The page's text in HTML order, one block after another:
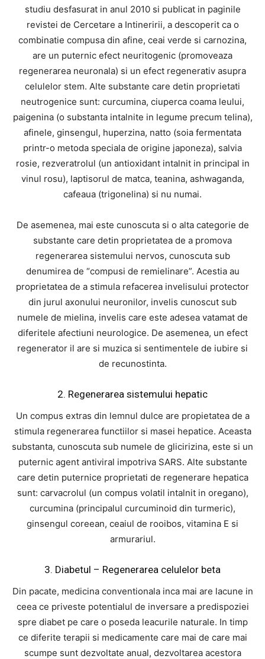
studiu desfasurat in anul 2010 si publicat in paginile
revistei de Cercetare a Intineririi, a descoperit ca o
combinatie compusa din afine, ceai verde si carnozina,
are un puternic efect neuritogenic (promoveaza
regenerarea neuronala) si un efect regenerativ asupra
celulelor stem. Alte substante care detin proprietati
neutrogenice sunt: curcumina, ciuperca coama leului,
paigenina (o substanta intalnite in legume precum telina),
afinele, ginsengul, huperzina, natto (soia fermentata
printr-o metoda speciala de origine japoneza), salvia
rosie, rezveratrolul (un antioxidant intalnit in principal in
vinul rosu), laptisorul de matca, teanina, ashwaganda,
cafeaua (trigonelina) si nu numai.
De asemenea, mai este cunoscuta si o alta categorie de
substante care detin proprietatea de a promova
regenerarea sistemului nervos, cunoscuta sub
denumirea de “compusi de remielinare”. Acestia au
proprietatea de a stimula refacerea invelisului protector
din jurul axonului neuronilor, invelis cunoscut sub
numele de mielina, invelis care este adesea vatamat de
diferitele afectiuni neurologice. De asemenea, un efect
regenerator il are si muzica si sentimentele de iubire si
de recunostinta.
2. Regenerarea sistemului hepatic
Un compus extras din lemnul dulce are propietatea de a
stimula regenerarea functiilor si masei hepatice. Aceasta
substanta, cunoscuta sub numele de glicirizina, este si un
puternic agent antiviral impotriva SARS. Alte substante
care detin puternice proprietati de regenerare hepatica
sunt: carvacrolul (un compus volatil intalnit in oregano),
curcumina (principalul curcuminoid din turmeric),
ginsengul coreean, ceaiul de rooibos, vitamina E si
armurariul.
3. Diabetul – Regenerarea celulelor beta
Din pacate, medicina conventionala inca mai are lacune in
ceea ce priveste potentialul de inversare a predispoziei
spre diabet pe care o poseda leacurile naturale. In timp
ce diferite terapii si medicamente care mai de care mai
scumpe sunt dezvoltate anual, dezvoltarea acestora